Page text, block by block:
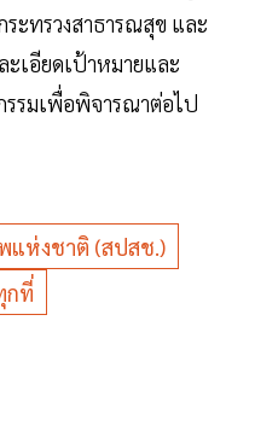
ะทรวงสาธารณสุข และ
ะเอียดเป้าหมายและ
รมเพื่อพิจารณาต่อไป
แห่งชาติ (สปสช.)
กที่